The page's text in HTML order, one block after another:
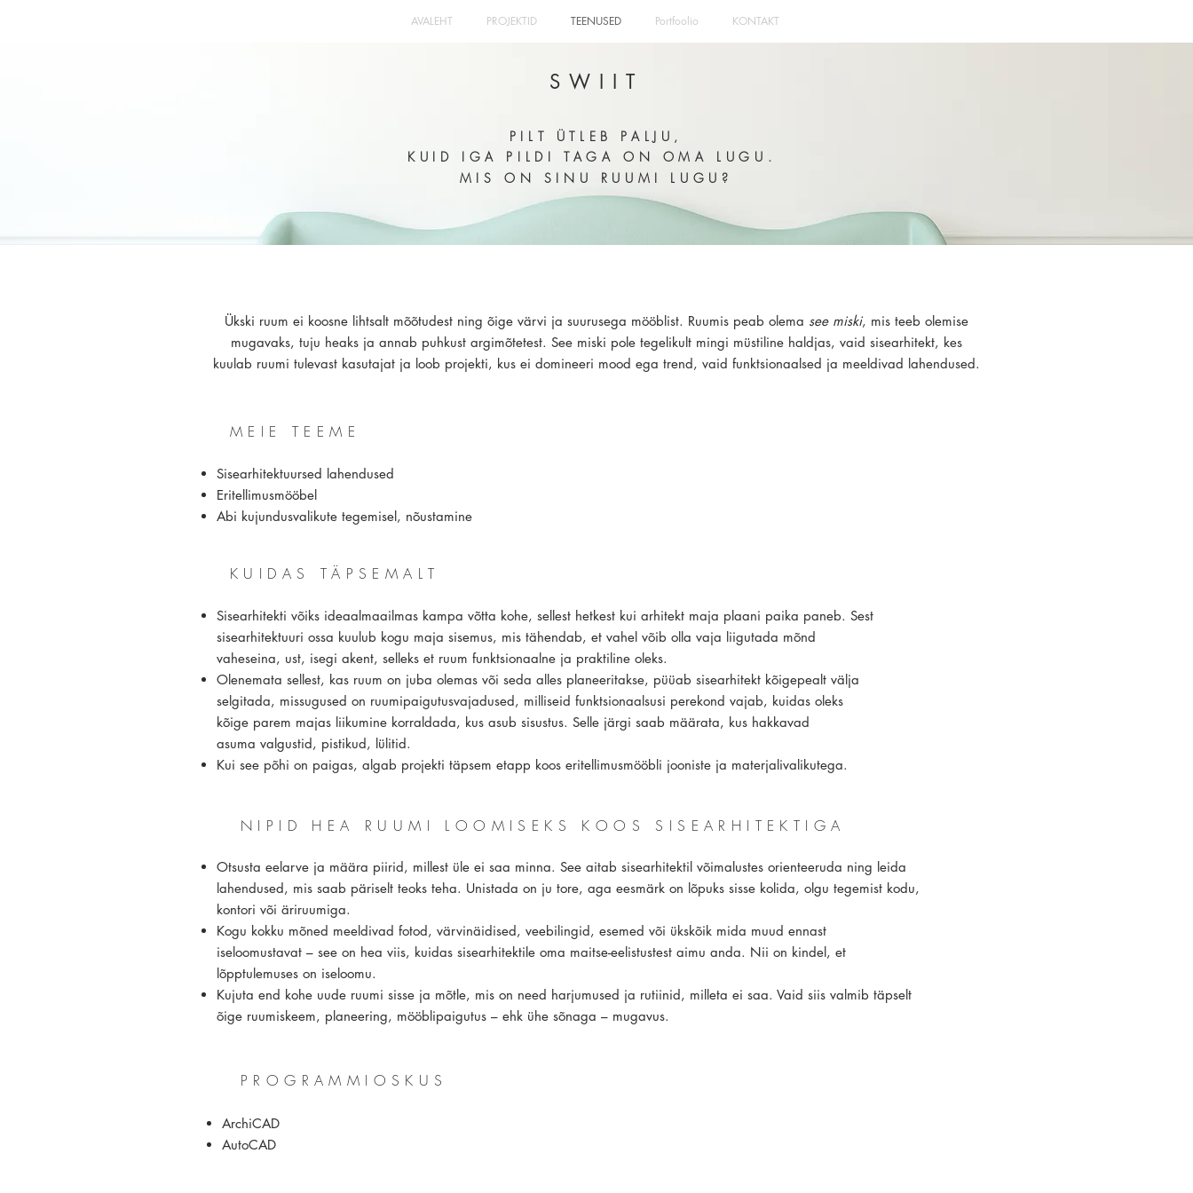
AVALEHT PROJEKTID TEENUSED Portfoolio KONTAKT
SWIIT
PILT ÜTLEB PALJU,
KUID IGA PILDI TAGA ON OMA LUGU.
MIS ON SINU RUUMI LUGU?
Ükski ruum ei koosne lihtsalt mõõtudest ning õige värvi ja suurusega mööblist. Ruumis peab olema see miski, mis teeb olemise
mugavaks, tuju heaks ja annab puhkust argimõtetest. See miski pole tegelikult mingi müstiline haldjas, vaid sisearhitekt, kes
kuulab ruumi tulevast kasutajat ja loob projekti, kus ei domineeri mood ega trend, vaid funktsionaalsed ja meeldivad lahendused.
MEIE TEEME
Sisearhitektuursed lahendused
Eritellimusmööbel
Abi kujundusvalikute tegemisel, nõustamine
KUIDAS TÄPSEMALT
Sisearhitekti võiks ideaalmaailmas kampa võtta kohe, sellest hetkest kui arhitekt maja plaani paika paneb. Sest
sisearhitektuuri ossa kuulub kogu maja sisemus, mis tähendab, et vahel võib olla vaja liigutada mõnd
vaheseina, ust, isegi akent, selleks et ruum funktsionaalne ja praktiline oleks.
Olenemata sellest, kas ruum on juba olemas või seda alles planeeritakse, püüab sisearhitekt kõigepealt välja
selgitada, missugused on ruumipaigutusvajadused, milliseid funktsionaalsusi perekond vajab, kuidas oleks
kõige parem majas liikumine korraldada, kus asub sisustus. Selle järgi saab määrata, kus hakkavad
asuma valgustid, pistikud, lülitid.
Kui see põhi on paigas, algab projekti täpsem etapp koos eritellimusmööbli jooniste ja materjalivalikutega.
NIPID HEA RUUMI LOOMISEKS KOOS SISEARHITEKTIGA
Otsusta eelarve ja määra piirid, millest üle ei saa minna. See aitab sisearhitektil võimalustes orienteeruda ning leida
lahendused, mis saab päriselt teoks teha. Unistada on ju tore, aga eesmärk on lõpuks sisse kolida, olgu tegemist kodu,
kontori või äriruumiga.
Kogu kokku mõned meeldivad fotod, värvinäidised, veebilingid, esemed või ükskõik mida muud ennast
iseloomustavat – see on hea viis, kuidas sisearhitektile oma maitse-eelistustest aimu anda. Nii on kindel, et
lõpptulemuses on iseloomu.
Kujuta end kohe uude ruumi sisse ja mõtle, mis on need harjumused ja rutiinid, milleta ei saa. Vaid siis valmib täpselt
õige ruumiskeem, planeering, mööblipaigutus – ehk ühe sõnaga – mugavus.
PROGRAMMIOSKUS
ArchiCAD
AutoCAD